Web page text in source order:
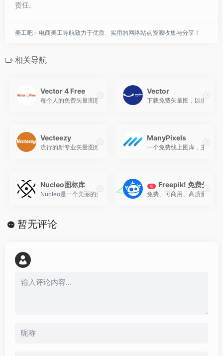
责任。
美工吧 – 电商美工导航致力于优质、实用的网络站点资源收集与分享！
相关导航
Vector 4 Free
每个人的免费矢量图形！矢量素材收集站，通过方便的搜索和标签，
Vector
下载免费矢量图，以供个人
Vecteezy
流行的新专业矢量图形，发现和下载免费矢量艺术！永久免费，数以
ManyPixels
一个免费线上图库，主要以
Nucleo图标库
Nucleo是一个美丽的矢量图标库，一个强大的应用程序来收集、定
顶 Freepik! 免费矢量
免费、可商用、高质量，一
暂无评论